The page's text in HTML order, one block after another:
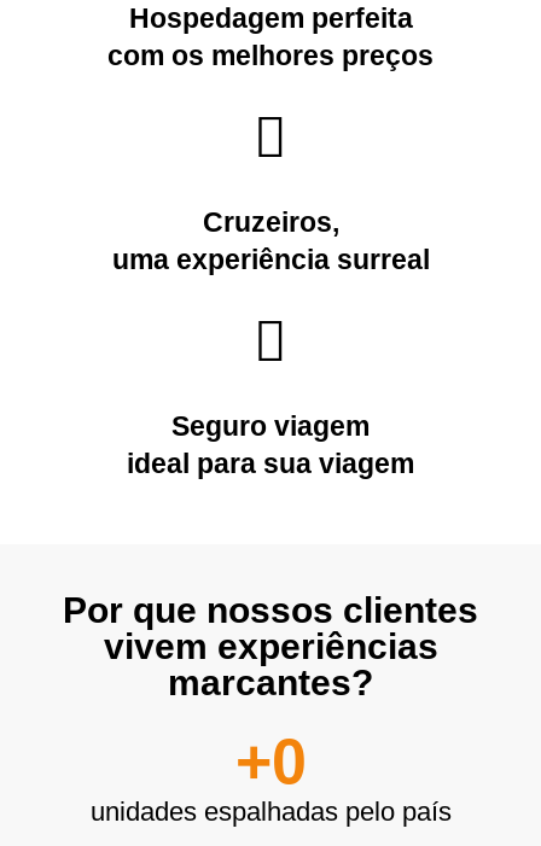
Hospedagem perfeita
com os melhores preços
Cruzeiros,
uma experiência surreal
Seguro viagem
ideal para sua viagem
Por que nossos clientes
vivem experiências
marcantes?
unidades espalhadas pelo país
+0